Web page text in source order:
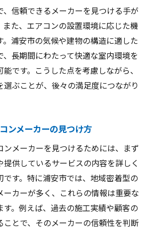
、信頼できるメーカーを見つける手が
また、エアコンの設置環境に応じた機
。浦安市の気候や建物の構造に適した
長期間にわたって快適な室内環境を
です。こうした点を考慮しながら、
選ぶことが、後々の満足度につながり
ンメーカーの見つけ方
ンメーカーを見つけるためには、まず
提供しているサービスの内容を詳しく
です。特に浦安市では、地域密着型の
ーカーが多く、これらの情報は重要な
す。例えば、過去の施工実績や顧客の
ことで、そのメーカーの信頼性を判断